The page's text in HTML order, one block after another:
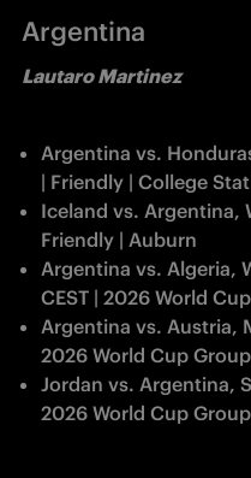
Argentina
Lautaro Martinez
Argentina vs.
| Friendly | College
Iceland vs. Argentina,
Friendly | Auburn
Argentina vs. Algeria,
CEST | 2026 World
Argentina vs. Austria,
2026 World Cup
Jordan vs. Argentina,
2026 World Cup